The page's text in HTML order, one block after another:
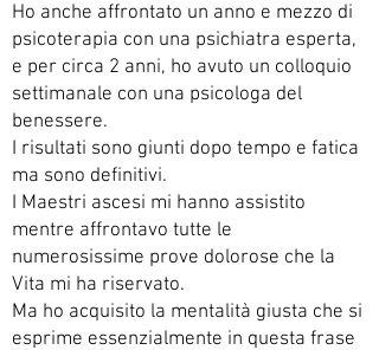
Ho anche affrontato un anno e mezzo di
psicoterapia con una psichiatra esperta,
e per circa 2 anni, ho avuto un colloquio
settimanale con una psicologa del
benessere.
I risultati sono giunti dopo tempo e fatica
ma sono definitivi.
I Maestri ascesi mi hanno assistito
mentre affrontavo tutte le
numerosissime prove dolorose che la
Vita mi ha riservato.
Ma ho acquisito la mentalità giusta che si
esprime essenzialmente in questa frase